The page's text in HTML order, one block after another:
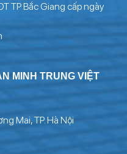
TP Bắc Giang cấp ngày
MINH TRUNG VIỆT
Mai, TP. Hà Nội